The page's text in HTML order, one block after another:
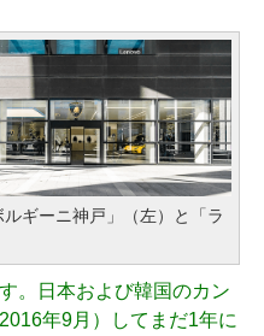
ギーニ神戸」（左）と「ラ
。日本および韓国のカン
年9月）してまだ1年に